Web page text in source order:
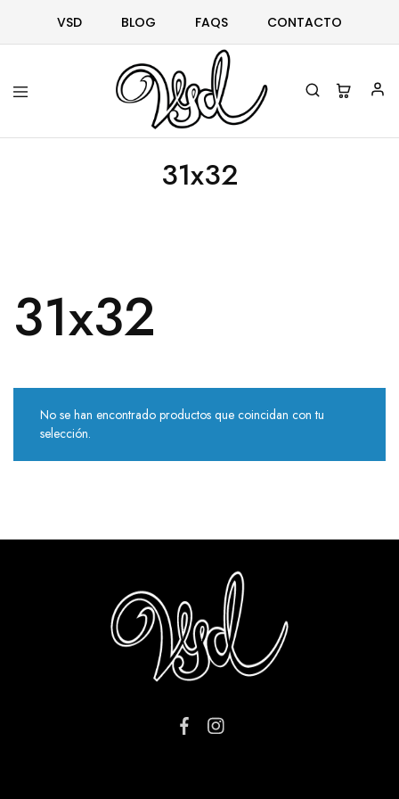
VSD BLOG FAQS CONTACTO
Vsd
Ropa
complementos31x32
31x32
No se han encontrado productos que coincidan con tu
selección.